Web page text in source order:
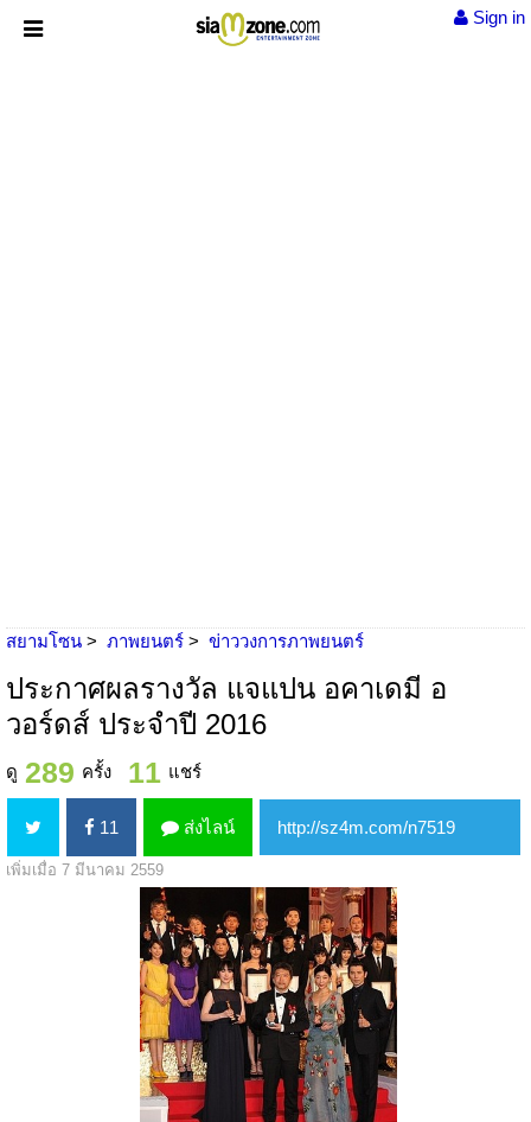
Sign in
สยามโซน ภาพยนตร์ ข่าววงการภาพยนตร์
ประกาศผลรางวัล แจแปน อคาเดมี อ
วอร์ดส์ ประจำปี 2016
ดู 289 ครั้ง 11 แชร์
11 ส่งไลน์
เพิ่มเมื่อ 7 มีนาคม 2559